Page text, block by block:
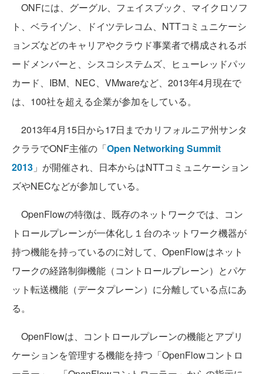
ONFには、グーグル、フェイスブック、マイクロソフ
ト、ベライゾン、ドイツテレコム、NTTコミュニケーシ
ョンズなどのキャリアやクラウド事業者で構成されるボ
ードメンバーと、シスコシステムズ、ヒューレッドパッ
カード、IBM、NEC、VMwareなど、2013年4月現在で
は、100社を超える企業が参加をしている。
2013年4月15日から17日までカリフォルニア州サンタ
クララでONF主催の「Open Networking Summit
2013 」が開催され、日本からはNTTコミュニケーション
ズやNECなどが参加している。
OpenFlowの特徴は、既存のネットワークでは、コン
トロールプレーンが一体化し１台のネットワーク機器が
持つ機能を持っているのに対して、OpenFlowはネット
ワークの経路制御機能（コントロールプレーン）とパケ
ット転送機能（データプレーン）に分離している点にあ
る。
OpenFlowは、コントロールプレーンの機能とアプリ
ケーションを管理する機能を持つ「OpenFlowコントロ